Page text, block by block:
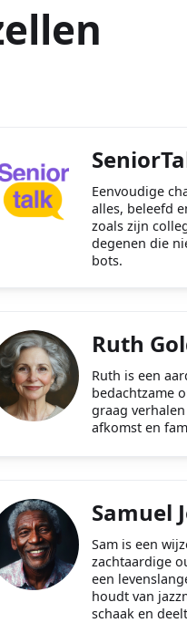
Eenvoudige
alles, beleefd
zoals zijn
degenen die
bots.
Ruth
Ruth is een
bedachtzame
graag
afkomst en
Samuel
Sam is een
zachtaardige
een
houdt van
schaak en